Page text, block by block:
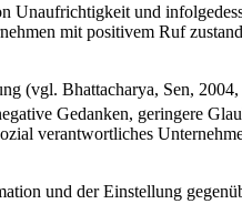
und
mit positivem Ruf
(vgl. Bhattacharya, Sen,
Gedanken, geringere
verantwortliches
und der Einstellung